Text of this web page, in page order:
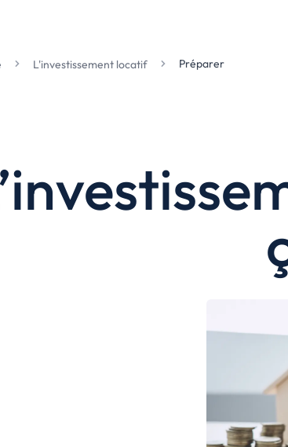
Toutes les villes→
L'investissement locatif Préparer